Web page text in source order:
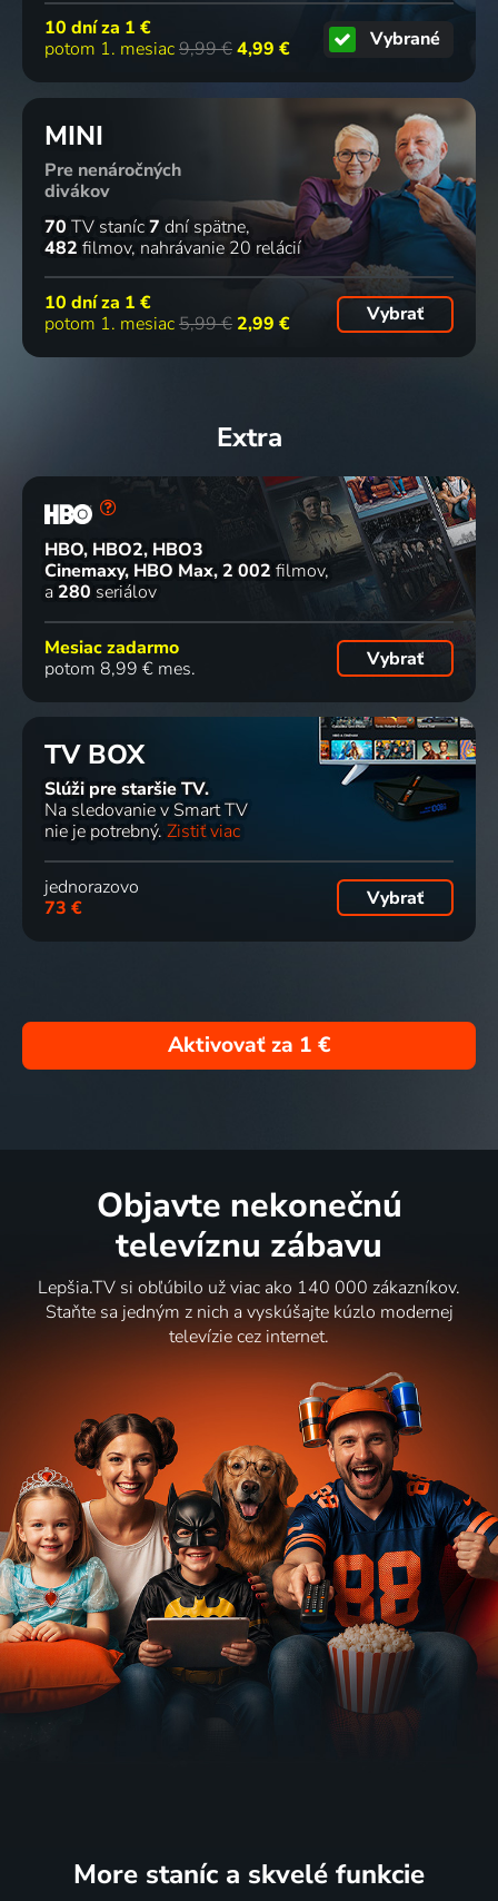
10 dní za 1 €
potom 1. mesiac9,99 €4,99 € Vybrané
MINI
Pre nenáročných
divákov
70 TV staníc7 dní spätne
482 filmov nahrávanie 20 relácií
10 dní za 1 €
potom 1. mesiac5,99 € 2,99 € Vybrať
Extra
HBO, HBO2, HBO3
Cinemaxy, HBO Max 2 002 filmov
a 280 seriálov
Mesiac zadarmo
potom 8,99 € mes.
Vybrať
TV BOX
Slúži pre staršie TV.
Na sledovanie v Smart TV
nie je potrebný. Zistiť viac
jednorazovo
73 €
Vybrať
Aktivovať za 1 €
Objavte nekonečnú
televíznu zábavu
Lepšia.TV si obľúbilo už viac ako 140 000 zákazníkov.
Staňte sa jedným z nich a vyskúšajte kúzlo modernej
televízie cez internet.
More staníc a skvelé funkcie